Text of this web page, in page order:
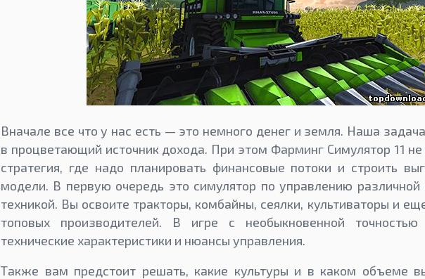
Вначале все что у нас есть — это немного денег и земля. Наша
в процветающий источник дохода. При этом Фарминг Симулятор 11 не
стратегия, где надо планировать финансовые потоки и строить
модели. В первую очередь это симулятор по управлению различной
техникой. Вы освоите тракторы, комбайны, сеялки, культиваторы и
топовых производителей. В игре с необыкновенной точностью
технические характеристики и нюансы управления.
Также вам предстоит решать, какие культуры и в каком объеме